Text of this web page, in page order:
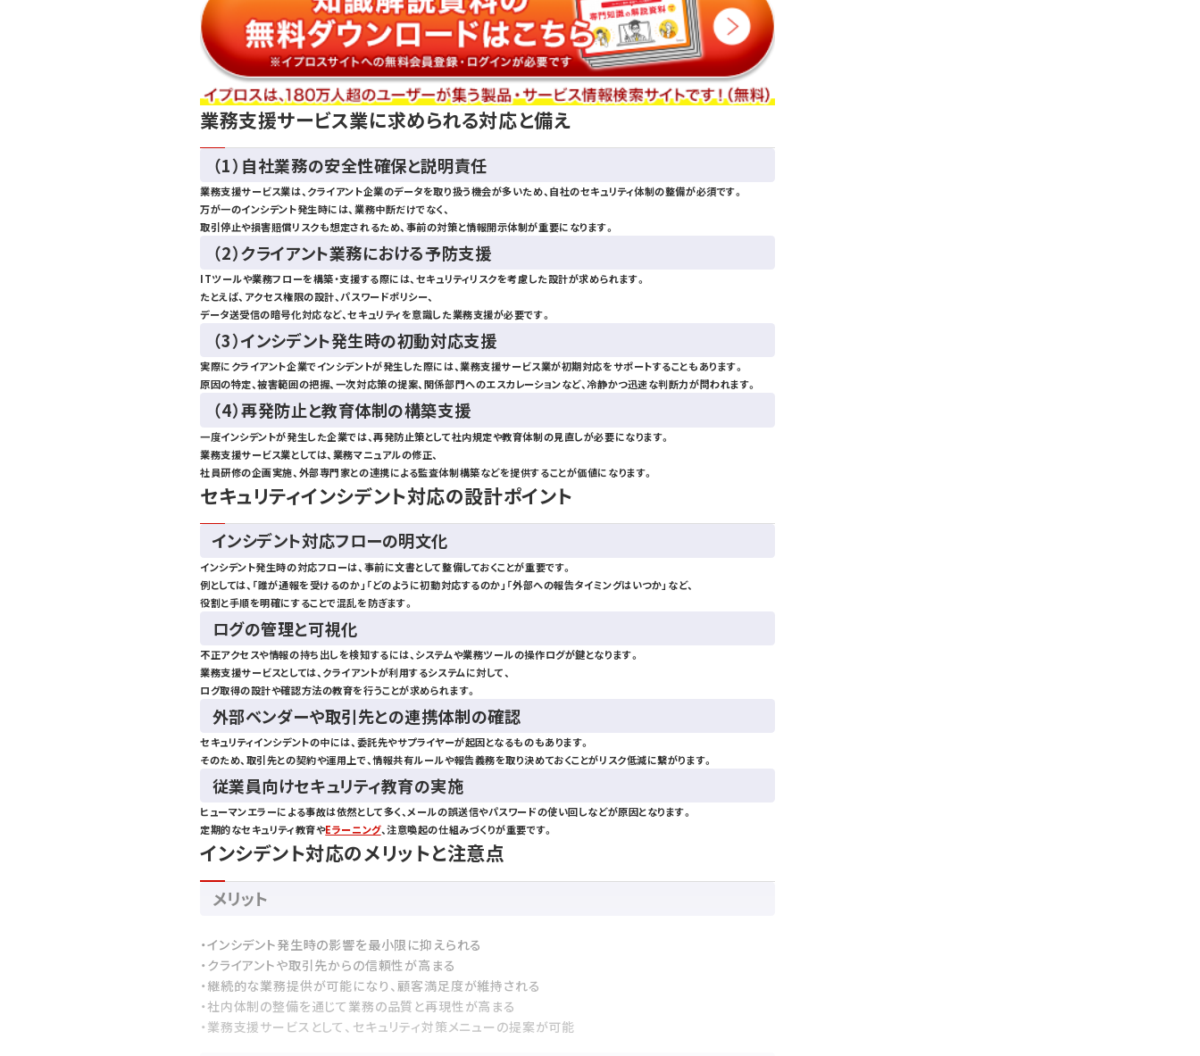
業務支援サービス業に求められる対応と備え
（1）自社業務の安全性確保と説明責任
業務支援サービス業は、クライアント企業のデータを取り扱う機会が多いため、自社のセキュリティ体制の整備が必須です。
万が一のインシデント発生時には、業務中断だけでなく、
取引停止や損害賠償リスクも想定されるため、事前の対策と情報開示体制が重要になります。
（2）クライアント業務における予防支援
ITツールや業務フローを構築・支援する際には、セキュリティリスクを考慮した設計が求められます。
たとえば、アクセス権限の設計、パスワードポリシー、
データ送受信の暗号化対応など、セキュリティを意識した業務支援が必要です。
（3）インシデント発生時の初動対応支援
実際にクライアント企業でインシデントが発生した際には、業務支援サービス業が初期対応をサポートすることもあります。
原因の特定、被害範囲の把握、一次対応策の提案、関係部門へのエスカレーションなど、冷静かつ迅速な判断力が問われます。
（4）再発防止と教育体制の構築支援
一度インシデントが発生した企業では、再発防止策として社内規定や教育体制の見直しが必要になります。
業務支援サービス業としては、業務マニュアルの修正、
社員研修の企画実施、外部専門家との連携による監査体制構築などを提供することが価値になります。
セキュリティインシデント対応の設計ポイント
インシデント対応フローの明文化
インシデント発生時の対応フローは、事前に文書として整備しておくことが重要です。
例としては、「誰が通報を受けるのか」「どのように初動対応するのか」「外部への報告タイミングはいつか」など、
役割と手順を明確にすることで混乱を防ぎます。
ログの管理と可視化
不正アクセスや情報の持ち出しを検知するには、システムや業務ツールの操作ログが鍵となります。
業務支援サービスとしては、クライアントが利用するシステムに対して、
ログ取得の設計や確認方法の教育を行うことが求められます。
外部ベンダーや取引先との連携体制の確認
セキュリティインシデントの中には、委託先やサプライヤーが起因となるものもあります。
そのため、取引先との契約や運用上で、情報共有ルールや報告義務を取り決めておくことがリスク低減に繋がります。
従業員向けセキュリティ教育の実施
ヒューマンエラーによる事故は依然として多く、メールの誤送信やパスワードの使い回しなどが原因となります。
定期的なセキュリティ教育やEラーニング、注意喚起の仕組みづくりが重要です。
インシデント対応のメリットと注意点
メリット
・インシデント発生時の影響を最小限に抑えられる
・クライアントや取引先からの信頼性が高まる
・継続的な業務提供が可能になり、顧客満足度が維持される
・社内体制の整備を通じて業務の品質と再現性が高まる
・業務支援サービスとして、セキュリティ対策メニューの提案が可能